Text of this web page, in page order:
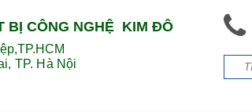
BỊ CÔNG NGHỆ KIM ĐÔ
TP. Hà Nội